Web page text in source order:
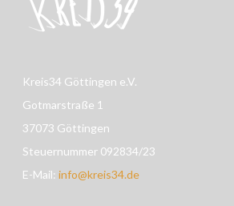
Kreis34 Göttingen e.V.
Gotmarstraße 1
37073 Göttingen
Steuernummer 092834/23
E-Mail:info@kreis34.de